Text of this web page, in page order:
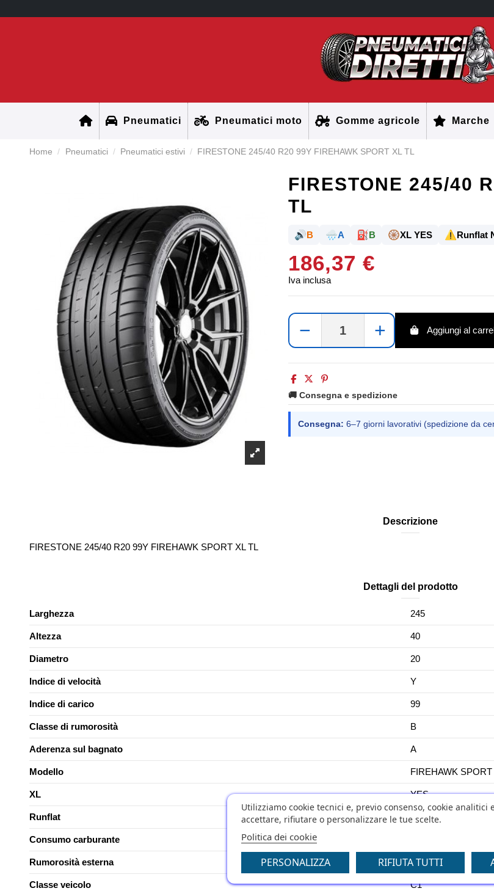
Pneumatici Pneumatici moto Gomme agricole Marche
Home Pneumatici Pneumatici estivi FIRESTONE 245/40 R20 99Y FIREHAWK SPORT XL TL
FIRESTONE 245/40
TL
🔊B 🌧️A ⛽B 🛞XL YES ⚠️Runflat
186,37 €
Iva inclusa
− + Aggiungi al
🚚 Consegna e spedizione
Consegna: 6–7 giorni lavorativi (spedizione da
Descrizione
FIRESTONE 245/40 R20 99Y FIREHAWK SPORT XL TL
Dettagli del prodotto
Larghezza 245
Altezza 40
Diametro 20
Indice di velocità Y
Indice di carico 99
Classe di rumorosità B
Aderenza sul bagnato A
Modello FIREHAWK SPORT
XL YES
Runflat No
Consumo carburante
Rumorosità esterna 70
Classe veicolo C1
Utilizziamo cookie tecnici e, previo consenso, cookie analitici
accettare, rifiutare o personalizzare le tue scelte.
Politica dei cookie
PERSONALIZZA RIFIUTA TUTTI